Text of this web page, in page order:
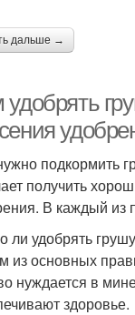
дальше →
подкормить
получить
В каждый из
ли удобрять
из основных
нуждается в
здоровье.